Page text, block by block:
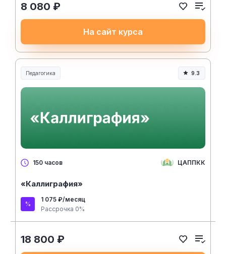
8 080 ₽
На сайт курса
Педагогика
Образование и педагогика
9.3
150 часов ЦАППКК
«Каллиграфия»
1 075 ₽/месяц
Рассрочка 0%
18 800 ₽